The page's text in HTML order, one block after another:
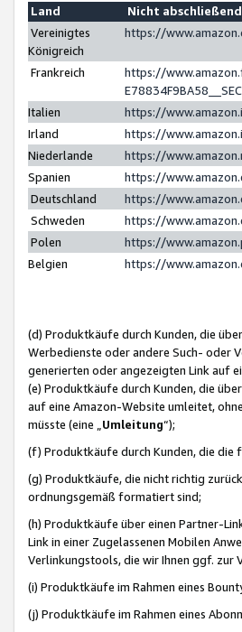
Land
Nicht
Vereinigtes
Königreich
https://
Frankreich
https://
Italien
https://
Irland
https://
Niederlande
https://
Spanien
https://
Deutschland
https://
Schweden
https://
Polen
https://
Belgien
https://
(d) Produktkäufe durch Kunden, die
Werbedienste oder andere Such- oder
generierten oder angezeigten Link auf
(e) Produktkäufe durch Kunden, die
auf eine Amazon-Website umleitet,
müsste (eine „ Umleitung“);
(f) Produktkäufe durch Kunden, die die
(g) Produktkäufe, die nicht richtig
ordnungsgemäß formatiert sind;
(h) Produktkäufe über einen Partner-
Link in einer Zugelassenen Mobilen
Verlinkungstools, die wir Ihnen ggf. zur
(i) Produktkäufe im Rahmen eines
(j) Produktkäufe im Rahmen eines